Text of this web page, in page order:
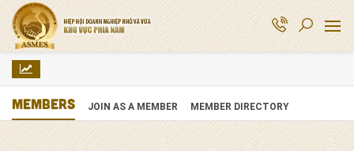
MEMBERS JOIN AS A MEMBER MEMBER DIRECTORY